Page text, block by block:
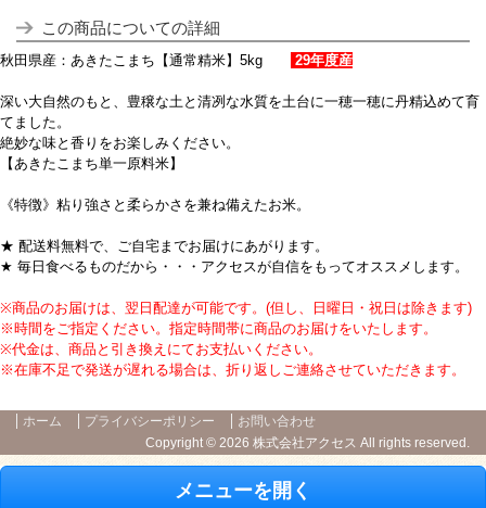
この商品についての詳細
秋田県産：あきたこまち【通常精米】5kg 29年度産
深い大自然のもと、豊穣な土と清冽な水質を土台に一穂一穂に丹精込めて育
てました。
絶妙な味と香りをお楽しみください。
【あきたこまち単一原料米】
《特徴》粘り強さと柔らかさを兼ね備えたお米。
★ 配送料無料で、ご自宅までお届けにあがります。
★ 毎日食べるものだから・・・アクセスが自信をもってオススメします。
※商品のお届けは、翌日配達が可能です。(但し、日曜日・祝日は除きます)
※時間をご指定ください。指定時間帯に商品のお届けをいたします。
※代金は、商品と引き換えにてお支払いください。
※在庫不足で発送が遅れる場合は、折り返しご連絡させていただきます。
ホーム プライバシーポリシー
お問い合わせ
Copyright © 2026 株式会社アクセス All rights reserved.
メニューを開く